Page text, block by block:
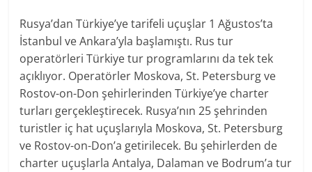
Rusya’dan Türkiye’ye tarifeli uçuşlar 1 Ağustos’ta
İstanbul ve Ankara’yla başlamıştı. Rus tur
operatörleri Türkiye tur programlarını da tek tek
açıklıyor. Operatörler Moskova, St. Petersburg ve
Rostov-on-Don şehirlerinden Türkiye’ye charter
turları gerçekleştirecek. Rusya’nın 25 şehrinden
turistler iç hat uçuşlarıyla Moskova, St. Petersburg
ve Rostov-on-Don’a getirilecek. Bu şehirlerden de
charter uçuşlarla Antalya, Dalaman ve Bodrum’a tur